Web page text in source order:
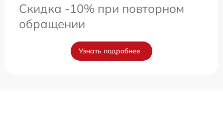
Скидка -10% при повторном
обращении
Узнать подробнее